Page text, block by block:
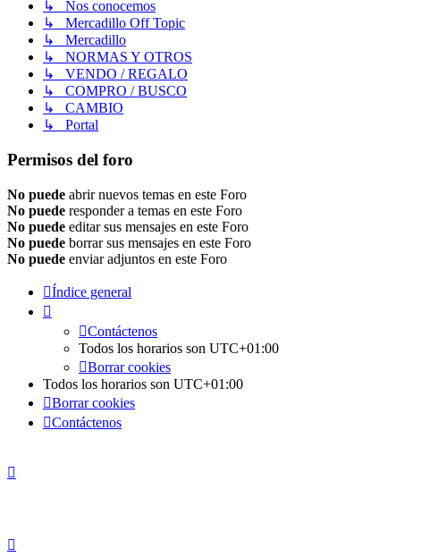
↳ Nos conocemos
↳ Mercadillo Off Topic
↳ Mercadillo
↳ NORMAS Y OTROS
↳ VENDO / REGALO
↳ COMPRO / BUSCO
↳ CAMBIO
↳ Portal
Permisos del foro
No puede abrir nuevos temas en este Foro
No puede responder a temas en este Foro
No puede editar sus mensajes en este Foro
No puede borrar sus mensajes en este Foro
No puede enviar adjuntos en este Foro
Índice general
Contáctenos
Todos los horarios son UTC+01:00
Borrar cookies
Todos los horarios son UTC+01:00
Borrar cookies
Contáctenos